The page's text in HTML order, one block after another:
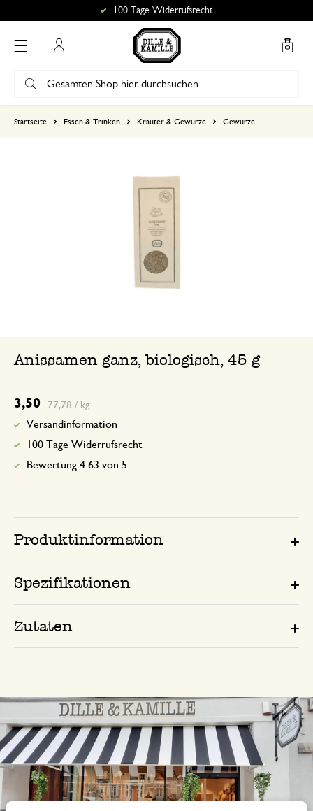
100 Tage Widerrufsrecht
Startseite Essen & Trinken Kräuter & Gewürze Gewürze
Anissamen ganz, biologisch, 45 g
3,50 77,78 / kg
Versandinformation
100 Tage Widerrufsrecht
Bewertung 4.63 von 5
Produktinformation
Spezifikationen
Zutaten